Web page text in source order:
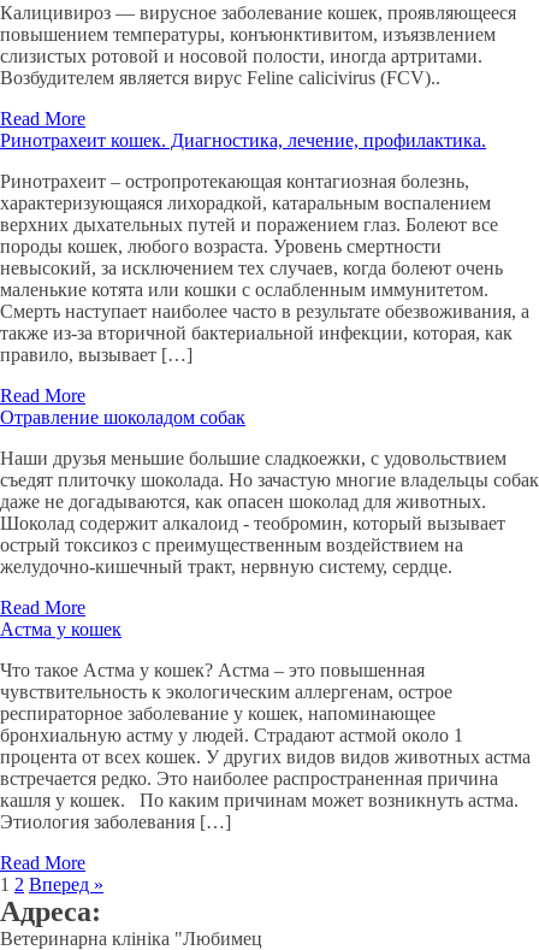
Калицивироз — вирусное заболевание кошек, проявляющееся
повышением температуры, конъюнктивитом, изъязвлением
слизистых ротовой и носовой полости, иногда артритами.
Возбудителем является вирус Feline calicivirus (FCV)..
Read More
Ринотрахеит кошек. Диагностика, лечение, профилактика.
Ринотрахеит – остропротекающая контагиозная болезнь,
характеризующаяся лихорадкой, катаральным воспалением
верхних дыхательных путей и поражением глаз. Болеют все
породы кошек, любого возраста. Уровень смертности
невысокий, за исключением тех случаев, когда болеют очень
маленькие котята или кошки с ослабленным иммунитетом.
Смерть наступает наиболее часто в результате обезвоживания, а
также из-за вторичной бактериальной инфекции, которая, как
правило, вызывает […]
Read More
Отравление шоколадом собак
Наши друзья меньшие большие сладкоежки, с удовольствием
съедят плиточку шоколада. Но зачастую многие владельцы собак
даже не догадываются, как опасен шоколад для животных.
Шоколад содержит алкалоид - теобромин, который вызывает
острый токсикоз с преимущественным воздействием на
желудочно-кишечный тракт, нервную систему, сердце.
Read More
Астма у кошек
Что такое Астма у кошек? Астма – это повышенная
чувствительность к экологическим аллергенам, острое
респираторное заболевание у кошек, напоминающее
бронхиальную астму у людей. Страдают астмой около 1
процента от всех кошек. У других видов видов животных астма
встречается редко. Это наиболее распространенная причина
кашля у кошек. По каким причинам может возникнуть астма.
Этиология заболевания […]
Read More
1 2 Вперед »
Адреса:
Ветеринарна клініка "Любимец